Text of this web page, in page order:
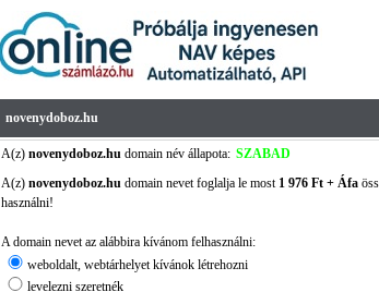
novenydoboz.hu
A(z) novenydoboz.hudomain név állapota: SZABAD
A(z) novenydoboz.hudomain nevet foglalja le most 1 976 Ft + Áfa
használni!
A domain nevet az alábbira kívánom felhasználni:
weboldalt, webtárhelyet kívánok létrehozni
levelezni szeretnék